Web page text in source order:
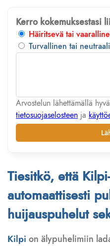
Kerro kokemuksestasi
Häiritsevä tai
Turvallinen tai neutraali
Arvostelun lähettämällä
tietosuojaselosteen ja
Tiesitkö, että
automaattisesti
huijauspuhelut
Kilpi on älypuhelimiin